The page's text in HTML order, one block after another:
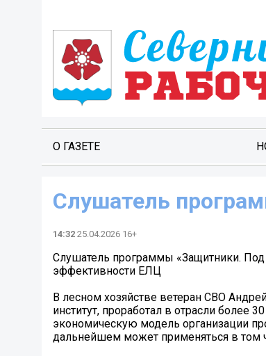
О ГАЗЕТЕ
Слушатель
14:32 25.04.2026 16+
Слушатель программы «Защитники.
эффективности ЕЛЦ
В лесном хозяйстве ветеран СВО
институт, проработал в отрасли более
экономическую модель организации
дальнейшем может применяться в том